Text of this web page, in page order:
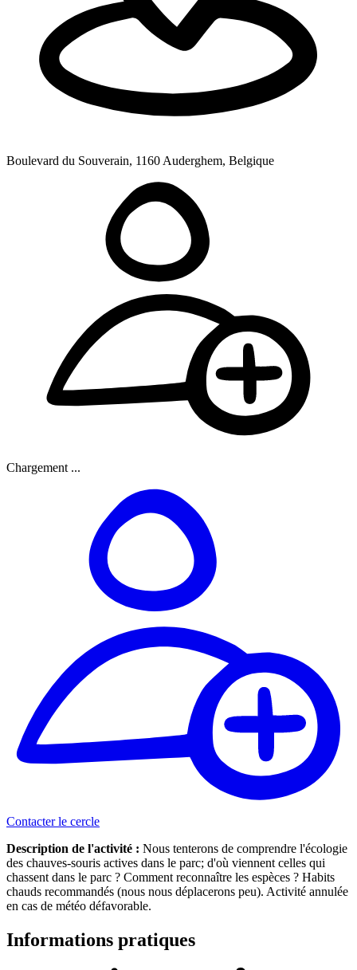
Boulevard du Souverain, 1160 Auderghem, Belgique
Chargement ...
Contacter le cercle
Description de l'activité : Nous tenterons de comprendre l'écologie
des chauves-souris actives dans le parc; d'où viennent celles qui
chassent dans le parc ? Comment reconnaître les espèces ? Habits
chauds recommandés (nous nous déplacerons peu). Activité annulée
en cas de météo défavorable.
Informations pratiques